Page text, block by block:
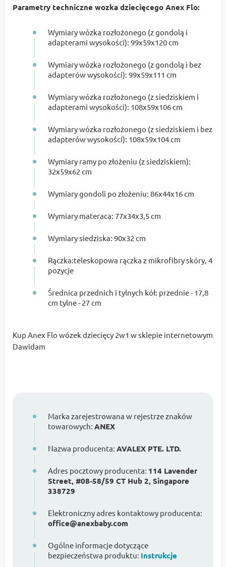
Parametry techniczne wozka dziecięcego Anex Flo:
Wymiary wózka rozłożonego (z gondolą i
adapterami wysokości): 99x59х120 cm
Wymiary wózka rozłożonego (z gondolą i bez
adapterów wysokości): 99x59х111 cm
Wymiary wózka rozłożonego (z siedziskiem i
adapterami wysokości): 108x59х106 cm
Wymiary wózka rozłożonego (z siedziskiem i bez
adapterów wysokości): 108x59х104 cm
Wymiary ramy po złożeniu (z siedziskiem):
32x59х62 cm
Wymiary gondoli po złożeniu: 86x44x16 cm
Wymiary materaca: 77x34x3,5 cm
Wymiary siedziska: 90x32 cm
Rączka:teleskopowa rączka z mikrofibry skóry, 4
pozycje
Średnica przednich i tylnych kół: przednie - 17,8
cm tylne - 27 cm
Kup Anex Flo wózek dziecięcy 2w1 w sklepie internetowym
Dawidam
Marka zarejestrowana w rejestrze znaków
towarowych: ANEX
Nazwa producenta: AVALEX PTE. LTD.
Adres pocztowy producenta: 114 Lavender
Street, #08-58/59 CT Hub 2, Singapore
338729
Elektroniczny adres kontaktowy producenta:
office@anexbaby.com
Ogólne informacje dotyczące
bezpieczeństwa produktu: Instrukcje